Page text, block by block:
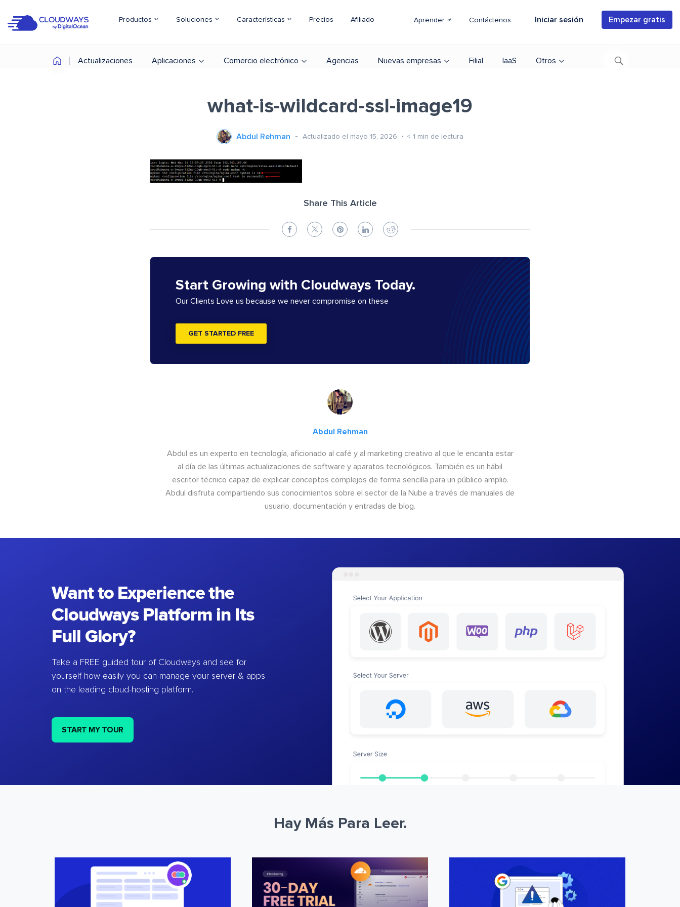
Productos Soluciones Características Precios Afiliado Aprender Contáctenos Iniciar sesión Empezar gratis
Actualizaciones Aplicaciones Comercio electrónico Agencias Nuevas empresas Filial IaaS Otros
what-is-wildcard-ssl-image19
Abdul Rehman Actualizado el mayo 15, 2026 < 1 min de lectura
Share This Article
Start Growing with Cloudways Today.
Our Clients Love us because we never compromise on these
GET STARTED FREE
Abdul Rehman
Abdul es un experto en tecnología, aficionado al café y al marketing creativo al que le encanta estar
al día de las últimas actualizaciones de software y aparatos tecnológicos. También es un hábil
escritor técnico capaz de explicar conceptos complejos de forma sencilla para un público amplio.
Abdul disfruta compartiendo sus conocimientos sobre el sector de la Nube a través de manuales de
usuario, documentación y entradas de blog.
Want to Experience the
Cloudways Platform in Its
Full Glory?
Take a FREE guided tour of Cloudways and see for
yourself how easily you can manage your server & apps
on the leading cloud-hosting platform.
START MY TOUR
Hay Más Para Leer.